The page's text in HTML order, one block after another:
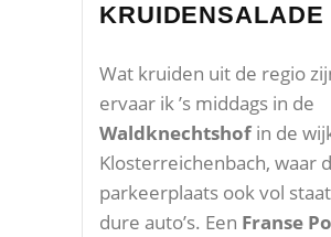
KRUIDENSALADE
Wat kruiden uit de regio
ervaar ik ’s middags in de
Waldknechtshof in de
Klosterreichenbach, waar
parkeerplaats ook vol
dure auto’s. Een Franse